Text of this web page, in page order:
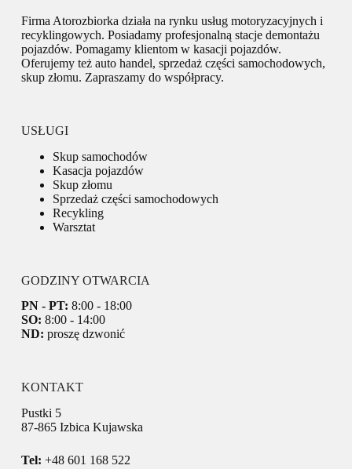
Firma Atorozbiorka działa na rynku usług motoryzacyjnych i
recyklingowych. Posiadamy profesjonalną stacje demontażu
pojazdów. Pomagamy klientom w kasacji pojazdów.
Oferujemy też auto handel, sprzedaż części samochodowych,
skup złomu. Zapraszamy do współpracy.
USŁUGI
Skup samochodów
Kasacja pojazdów
Skup złomu
Sprzedaż części samochodowych
Recykling
Warsztat
GODZINY OTWARCIA
PN - PT: 8:00 - 18:00
SO: 8:00 - 14:00
ND: proszę dzwonić
KONTAKT
Pustki 5
87-865 Izbica Kujawska
Tel: +48 601 168 522